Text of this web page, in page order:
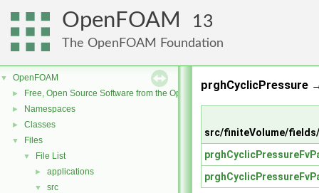
OpenFOAM 13
The OpenFOAM Foundation
▼ OpenFOAM
► Free, Open Source Software from the OpenFOAM Foundation
► Namespaces
► Classes
▼ Files
▼ File List
► applications
▼ src
prghCyclicPressure
src/finiteVolume/